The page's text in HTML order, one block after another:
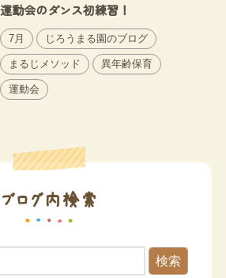
運動会のダンス初練習！
7月 じろうまる園のブログ
まるじメソッド 異年齢保育
運動会
ブログ内検索
検索